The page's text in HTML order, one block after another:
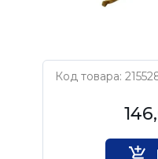
Код товара:
Нет бренда